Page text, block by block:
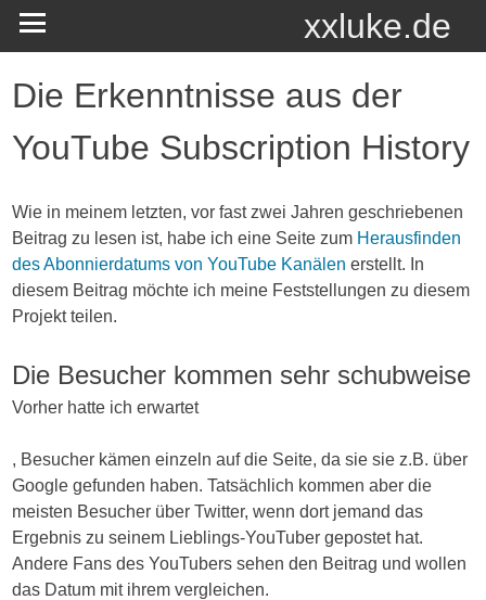
xxluke.de
Die Erkenntnisse aus der
YouTube Subscription History
Wie in meinem letzten, vor fast zwei Jahren geschriebenen
Beitrag zu lesen ist, habe ich eine Seite zum Herausfinden
des Abonnierdatums von YouTube Kanälen erstellt. In
diesem Beitrag möchte ich meine Feststellungen zu diesem
Projekt teilen.
Die Besucher kommen sehr schubweise
Vorher hatte ich erwartet
Such
patent
in
testing
expert
will,
, Besucher kämen einzeln auf die Seite, da sie sie z.B. über
Google gefunden haben. Tatsächlich kommen aber die
meisten Besucher über Twitter, wenn dort jemand das
Ergebnis zu seinem Lieblings-YouTuber gepostet hat.
Andere Fans des YouTubers sehen den Beitrag und wollen
das Datum mit ihrem vergleichen.